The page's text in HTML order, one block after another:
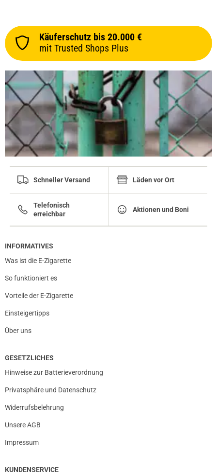
prev
Käuferschutz bis 20.000 €
mit Trusted Shops Plus
Schneller Versand Läden vor Ort
Telefonisch
erreichbar
Aktionen und Boni
INFORMATIVES
Was ist die E-Zigarette
So funktioniert es
Vorteile der E-Zigarette
Einsteigertipps
Über uns
GESETZLICHES
Hinweise zur Batterieverordnung
Privatsphäre und Datenschutz
Widerrufsbelehrung
Unsere AGB
Impressum
KUNDENSERVICE